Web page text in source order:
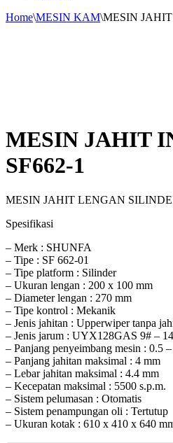
Home\MESIN KAM\MESIN
MESIN JAHIT
SF662-1
MESIN JAHIT LENGAN
Spesifikasi
– Merk : SHUNFA
– Tipe : SF 662-01
– Tipe platform : Silinder
– Ukuran lengan : 200 x 100 mm
– Diameter lengan : 270 mm
– Tipe kontrol : Mekanik
– Jenis jahitan : Upperwiper tanpa
– Jenis jarum : UYX128GAS 9# –
– Panjang penyeimbang mesin : 0.5
– Panjang jahitan maksimal : 4 mm
– Lebar jahitan maksimal : 4.4 mm
– Kecepatan maksimal : 5500 s.p.m.
– Sistem pelumasan : Otomatis
– Sistem penampungan oli : Tertutup
– Ukuran kotak : 610 x 410 x 640